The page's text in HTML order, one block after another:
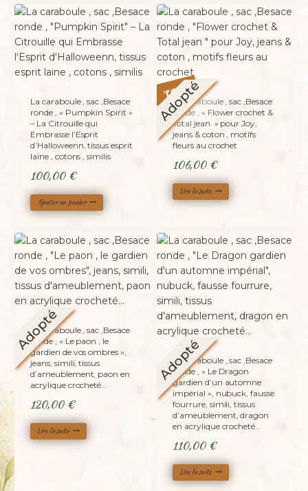
La caraboule , sac ,Besace
ronde , « Pumpkin Spirit »
– La Citrouille qui
Embrasse l’Esprit
d’Halloweenn, tissus esprit
laine , cotons , similis
100,00 €
Ajouter au panier
Promo !
Adopté
La caraboule , sac ,Besace
ronde , « Flower crochet &
Total jean » pour Joy,
jeans & coton , motifs
fleurs au crochet
106,00 €
Lire la suite
Adopté
La caraboule , sac ,Besace
ronde , « Le paon , le
gardien de vos ombres »,
jeans, simili, tissus
d’ameublement, paon en
acrylique crocheté…
120,00 €
Lire la suite
Adopté
La caraboule , sac ,Besace
ronde , « Le Dragon
gardien d’un automne
impérial », nubuck, fausse
fourrure, simili, tissus
d’ameublement, dragon
en acrylique crocheté…
110,00 €
Lire la suite